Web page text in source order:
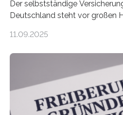
Der selbstständige
Deutschland steht vor großen
Dr. Matthias Beenken und Prof.
Bundesverbands Deutscher
durchgeführt haben. Die Studie
Antworten von 1.440
Versicherungsvertreter*innen
Ergebnis: Deutlich mehr als
11.09.2025